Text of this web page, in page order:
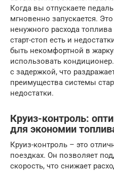
Когда вы отпускаете
мгновенно запускается.
ненужного расхода
старт-стоп есть и
быть некомфортной в
использовать
с задержкой, что
преимущества системы
недостатки.
Круиз-контроль:
для экономии
Круиз-контроль – это
поездках. Он позволяет
скорость, что снижает